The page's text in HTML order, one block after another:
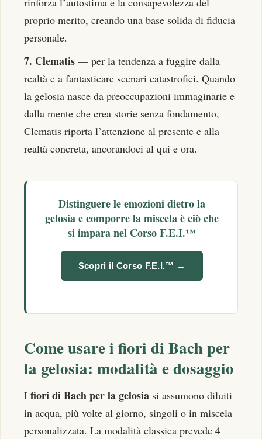
proprio merito, creando una base solida di fiducia
personale.
7. Clematis — per la tendenza a fuggire dalla
realtà e a fantasticare scenari catastrofici. Quando
la gelosia nasce da preoccupazioni immaginarie e
dalla mente che crea storie senza fondamento,
Clematis riporta l’attenzione al presente e alla
realtà concreta, ancorandoci al qui e ora.
Distinguere le emozioni dietro la
gelosia e comporre la miscela è ciò che
si impara nel Corso F.E.I.™
Scopri il Corso F.E.I.™ →
Come usare i fiori di Bach per
la gelosia: modalità e dosaggio
I fiori di Bach per la gelosia si assumono diluiti
in acqua, più volte al giorno, singoli o in miscela
personalizzata. La modalità classica prevede 4